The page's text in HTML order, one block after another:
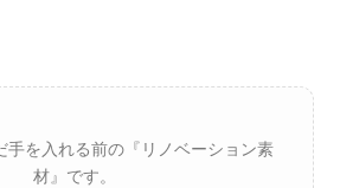
手を入れる前の『リノベーション素
材』です。